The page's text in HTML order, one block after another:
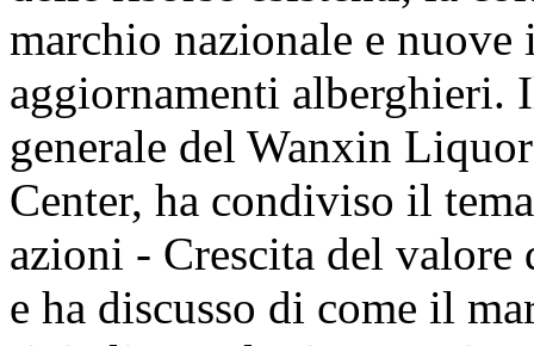
marchio nazionale e
aggiornamenti alberghieri.
generale del Wanxin
Center, ha condiviso il
azioni - Crescita del
e ha discusso di come il